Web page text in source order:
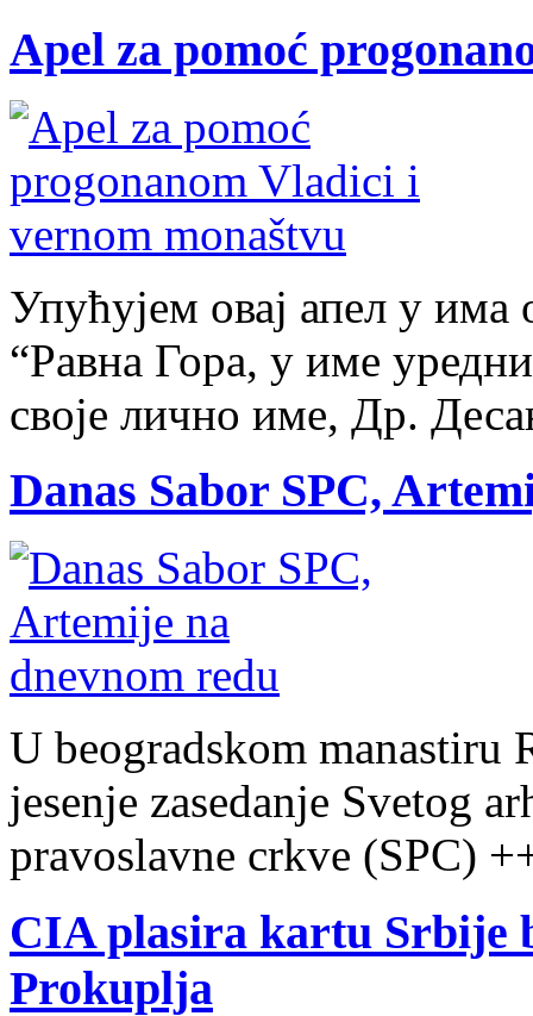
Apel za pomoć
Упућујем овај апел у има
“Равна Гора, у име
своје лично име, Др.
Danas Sabor SPC,
U beogradskom manastiru
jesenje zasedanje Svetog
pravoslavne crkve (SPC)
CIA plasira kartu Srbije
Prokuplja